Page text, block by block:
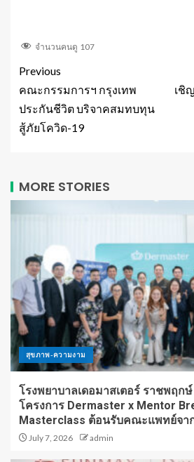
จำนวนคนดู 107
Previous
คณะกรรมการฯ กรุงเทพ
ประกันชีวิต บริจาคสมทบทุน
สู้ภัยโควิด-19
เชิ
MORE STORIES
สุขภาพ-ความงาม
โรงพยาบาลเดอมาสเตอร์ ราชพฤกษ์
โครงการ Dermaster x Mentor
Masterclass ต้อนรับคณะแพทย์จา
July 7, 2026 admin